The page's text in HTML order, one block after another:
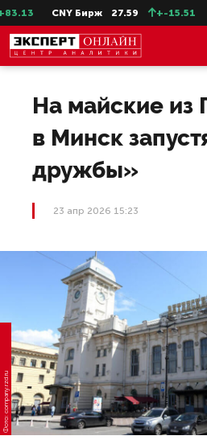
CNY Бирж 27.59 +-15.51
На майские из
в Минск
дружбы»
23 апр 2026 15:23
Фото: company.rzd.ru